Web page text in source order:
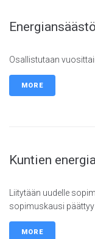
Osallistutaan
MORE
Kuntien
Liitytään uudelle
sopimuskausi päättyy
MORE